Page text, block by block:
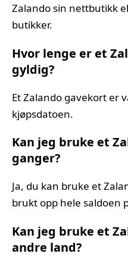
Zalando sin nettbutikk
butikker.
Hvor lenge er et
gyldig?
Et Zalando gavekort er
kjøpsdatoen.
Kan jeg bruke et
ganger?
Ja, du kan bruke et
brukt opp hele saldoen
Kan jeg bruke et
andre land?